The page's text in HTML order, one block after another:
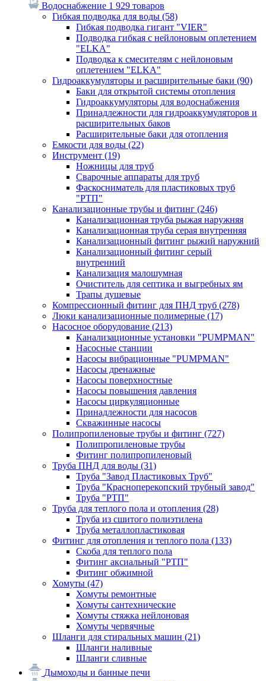
Водоснабжение 1 929 товаров
Гибкая подводка для воды (58)
Гибкая подводка гигант "VIER"
Подводка гибкая с нейлоновым оплетением
"ELKA"
Подводка к смесителям с нейлоновым
оплетением "ELKA"
Гидроаккумуляторы и расширительные баки (90)
Баки для открытой системы отопления
Гидроаккумуляторы для водоснабжения
Принадлежности для гидроаккумуляторов и
расширительных баков
Расширительные баки для отопления
Емкости для воды (22)
Инструмент (19)
Ножницы для труб
Сварочные аппараты для труб
Фаскосниматель для пластиковых труб
"РТП"
Канализационные трубы и фитинг (246)
Канализационная труба рыжая наружняя
Канализационная труба серая внутренняя
Канализационный фитинг рыжий наружний
Канализационный фитинг серый
внутренний
Канализация малошумная
Очиститель для септика и выгребных ям
Трапы душевые
Компрессионный фитинг для ПНД труб (278)
Люки канализационные полимерные (17)
Насосное оборудование (213)
Канализационные установки "PUMPMAN"
Насосные станции
Насосы вибрационные "PUMPMAN"
Насосы дренажные
Насосы поверхностные
Насосы повышения давления
Насосы циркуляционные
Принадлежности для насосов
Скважинные насосы
Полипропиленовые трубы и фитинг (727)
Полипропиленовые трубы
Фитинг полипропиленовый
Труба ПНД для воды (31)
Труба "Завод Пластиковых Труб"
Труба "Красноперекопский трубный завод"
Труба "РТП"
Труба для теплого пола и отопления (28)
Труба из сшитого полиэтилена
Труба металлопластиковая
Фитинг для отопления и теплого пола (133)
Скоба для теплого пола
Фитинг аксиальный "РТП"
Фитинг обжимной
Хомуты (47)
Хомуты ремонтные
Хомуты сантехнические
Хомуты стяжка нейлоновая
Хомуты червячные
Шланги для стиральных машин (21)
Шланги наливные
Шланги сливные
Дымоходы и банные печи